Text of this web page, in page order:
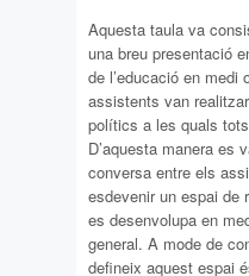
Aquesta taula va
una breu presentació
de l’educació en medi
assistents van
polítics a les quals
D’aquesta manera es
conversa entre els
esdevenir un espai de
es desenvolupa en
general. A mode de
defineix aquest espai